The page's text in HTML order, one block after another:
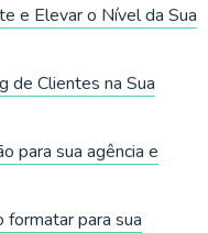
e Elevar o Nível da Sua
de Clientes na Sua
para sua agência e
formatar para sua